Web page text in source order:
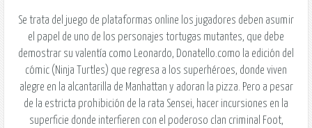
Se trata del juego de plataformas online los jugadores deben asumir
el papel de uno de los personajes tortugas mutantes, que debe
demostrar su valentía como Leonardo, Donatello.como la edición del
cómic (Ninja Turtles) que regresa a los superhéroes, donde viven
alegre en la alcantarilla de Manhattan y adoran la pizza. Pero a pesar
de la estricta prohibición de la rata Sensei, hacer incursiones en la
superficie donde interfieren con el poderoso clan criminal Foot,